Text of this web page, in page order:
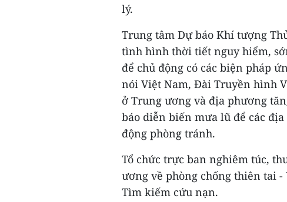
lý.
Trung tâm Dự báo Khí tượng
tình hình thời tiết nguy hiểm,
để chủ động có các biện pháp
nói Việt Nam, Đài Truyền hình
ở Trung ương và địa phương
báo diễn biến mưa lũ để các
động phòng tránh.
Tổ chức trực ban nghiêm túc,
ương về phòng chống thiên tai -
Tìm kiếm cứu nạn.